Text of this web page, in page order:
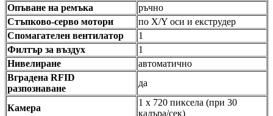
Опъване на ремъка
ръчно
Стъпково-серво мотори
по X/Y оси и екструдер
Спомагателен вентилатор
1
Филтър за въздух
1
Нивелиране
автоматично
Вградена RFID
разпознаване
да
Камера
1 x 720 пиксела (при 30
кадъра/сек)